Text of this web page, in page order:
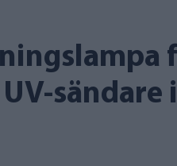
UV-sändare